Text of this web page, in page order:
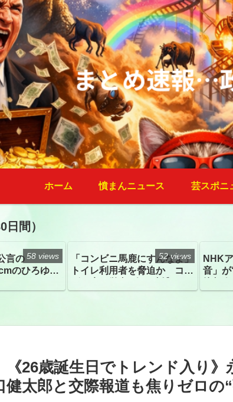
ホーム 憤まんニュース 芸スポニ
日間）
言の
のひろゆき
ントでの写
58 views
「コンビニ馬鹿にすんなよ」
トイレ利用者を脅迫か コン
52 views
NHK
音」が
聴こ
《26歳誕生日でトレンド入り
健太郎と交際報道も焦りゼロの